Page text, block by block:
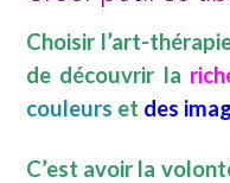
Choisir l’art-
de découvrir la
couleurs et des
C’est avoir la